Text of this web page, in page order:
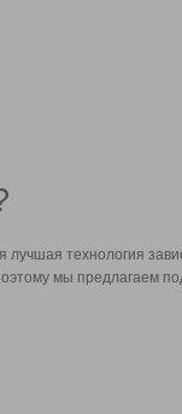
лучшая технология
мы предлагаем